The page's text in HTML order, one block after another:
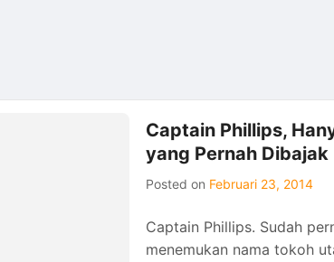
Captain Phillips,
yang Pernah Dibajak
Posted on Februari 23, 2014
Captain Phillips. Sudah
menemukan nama tokoh